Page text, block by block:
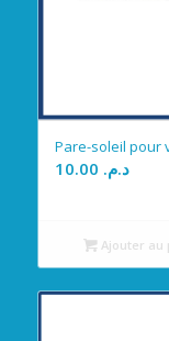
Pare-soleil pour
د.م.
Ajouter au